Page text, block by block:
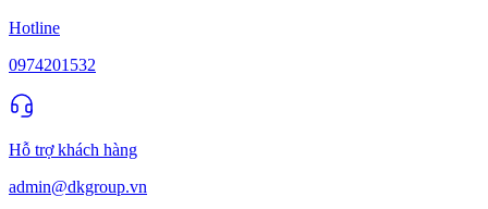
Hotline
0974201532
Hỗ trợ khách hàng
admin@dkgroup.vn